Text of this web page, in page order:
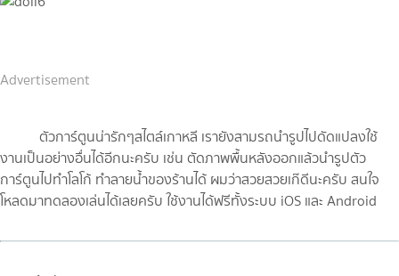
Advertisement
ตัวการ์ตูนน่ารักๆสไตล์เกาหลี เรายังสามรถนำรูปไปดัดแปลงใช้
งานเป็นอย่างอื่นได้อีกนะครับ เช่น ตัดภาพพื้นหลังออกแล้วนำรูปตัว
การ์ตูนไปทำโลโก้ ทำลายน้ำของร้านได้ ผมว่าสวยสวยเก๊ดีนะครับ สนใจ
โหลดมาทดลองเล่นได้เลยครับ ใช้งานได้ฟรีทั้งระบบ iOS และ Android